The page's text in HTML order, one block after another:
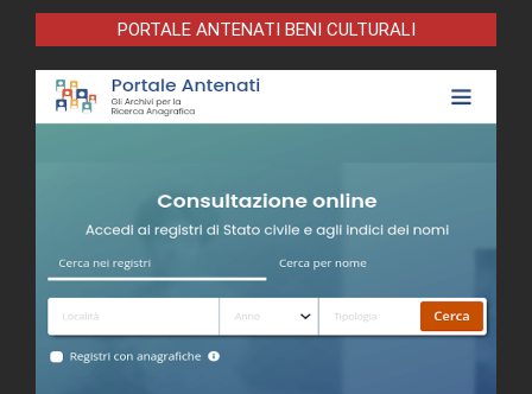
PORTALE ANTENATI BENI CULTURALI